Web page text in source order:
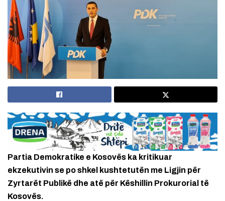
Partia Demokratike e Kosovës ka kritikuar
ekzekutivin se po shkel kushtetutën me Ligjin për
Zyrtarët Publikë dhe atë për Këshillin Prokurorial të
Kosovës.